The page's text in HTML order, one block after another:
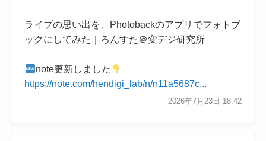
ライブの思い出を、Photobackのアプリでフォトブ
ックにしてみた｜ろんすた＠変デジ研究所
note更新しました
https://note.com/hendigi_lab/n/n11a5687c...
2026年7月23日 18:42